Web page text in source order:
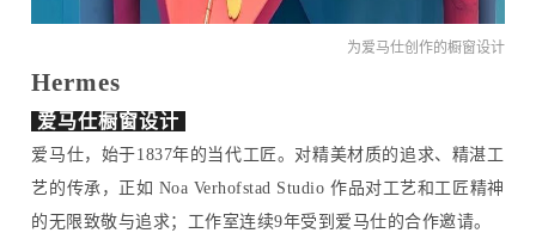
为爱马仕创作的橱窗设计
Hermes
爱马仕橱窗设计
爱马仕，始于1837年的当代工匠。对精美材质的追求、精湛工
艺的传承，正如 Noa Verhofstad Studio 作品对工艺和工匠精神
的无限致敬与追求；工作室连续9年受到爱马仕的合作邀请。